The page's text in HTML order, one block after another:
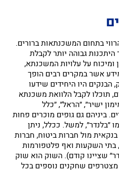
בתחום המשכנתאות ברורים.
גבוהה יותר לקבלת
על עלויות המשכנתא,
אשר במקרים רבים הופך
היו היחידים שידעו
תוכלו לקבל הלוואת משכנתא
ישיר״, ״הראל״, ״כלל
ביניהם גם גופים מוכרים פחות
״בלנדר״, למשל. ככלל, ניתן
מול חברות ביטוח, חברות
בתי השקעות ואף פלטפורמות
שציינו קודם). השוק הוא שוק
שחקנים נוספים בכל